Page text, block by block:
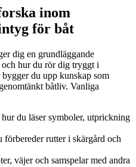
inom
för båt
dig en grundläggande
hur du rör dig tryggt i
du upp kunskap som
båtliv. Vanliga
hur du läser symboler, utprickning
förbereder rutter i skärgård och
väjer och samspelar med andra